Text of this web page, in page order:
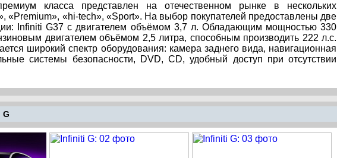
класса представлен на отечественном рынке в нескольких
«Premium», «hi-tech», «Sport». На выбор покупателей предоставлены две
Infiniti G37 с двигателем объёмом 3,7 л. Обладающим мощностью 330
двигателем объёмом 2,5 литра, способным производить 222 л.с.
широкий спектр оборудования: камера заднего вида, навигационная
системы безопасности, DVD, CD, удобный доступ при отсутствии
G